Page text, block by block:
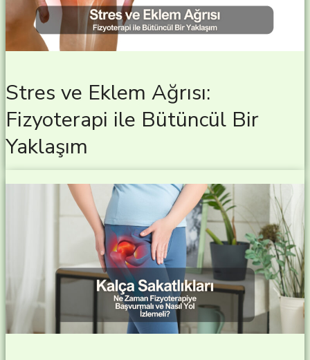
Stres ve Eklem Ağrısı:
Fizyoterapi ile Bütüncül Bir
Yaklaşım